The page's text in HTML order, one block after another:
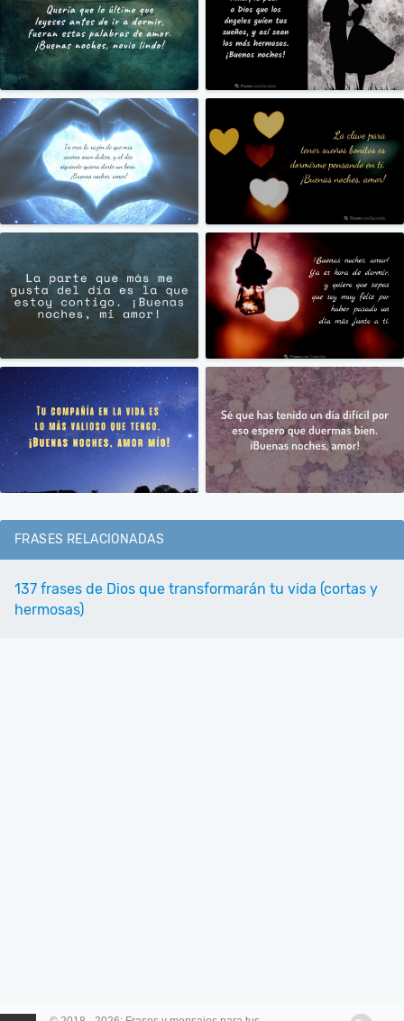
FRASES RELACIONADAS
137 frases de Dios que transformarán tu vida (cortas y
hermosas)